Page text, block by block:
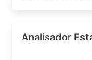
Analisador